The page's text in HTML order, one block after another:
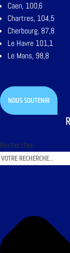
Caen, 100,6
Chartres, 104,5
Cherbourg, 87,8
Le Havre 101,1
Le Mans, 98,8
NOUS SOUTENIR
Rechercher